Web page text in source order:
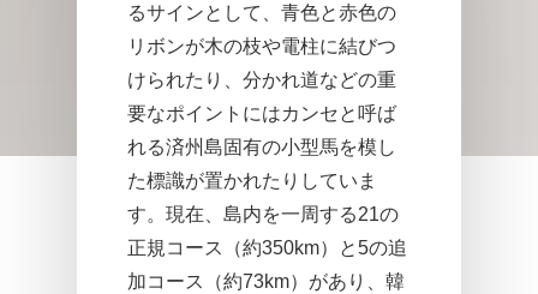
るサインとして、青色と赤色の
リボンが木の枝や電柱に結びつ
けられたり、分かれ道などの重
要なポイントにはカンセと呼ば
れる済州島固有の小型馬を模し
た標識が置かれたりしていま
す。現在、島内を一周する21の
正規コース（約350km）と5の追
加コース（約73km）があり、韓